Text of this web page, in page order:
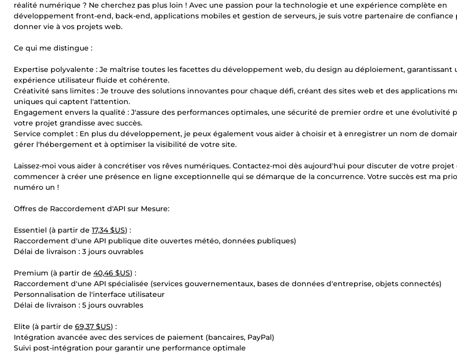
réalité numérique ? Ne cherchez pas plus loin ! Avec une passion pour la technologie et une expérience complète en
développement front-end, back-end, applications mobiles et gestion de serveurs, je suis votre partenaire de confiance
donner vie à vos projets web.
Ce qui me distingue :
Expertise polyvalente : Je maîtrise toutes les facettes du développement web, du design au déploiement, garantissant
expérience utilisateur fluide et cohérente.
Créativité sans limites : Je trouve des solutions innovantes pour chaque défi, créant des sites web et des applications
uniques qui captent l'attention.
Engagement envers la qualité : J'assure des performances optimales, une sécurité de premier ordre et une évolutivité
votre projet grandisse avec succès.
Service complet : En plus du développement, je peux également vous aider à choisir et à enregistrer un nom de
gérer l'hébergement et à optimiser la visibilité de votre site.
Laissez-moi vous aider à concrétiser vos rêves numériques. Contactez-moi dès aujourd'hui pour discuter de votre projet
commencer à créer une présence en ligne exceptionnelle qui se démarque de la concurrence. Votre succès est ma
numéro un !
Offres de Raccordement d'API sur Mesure:
Essentiel (à partir de 17,34 $US) :
Raccordement d'une API publique dite ouvertes météo, données publiques)
Délai de livraison : 3 jours ouvrables
Premium (à partir de 40,46 $US) :
Raccordement d'une API spécialisée (services gouvernementaux, bases de données d'entreprise, objets connectés)
Personnalisation de l'interface utilisateur
Délai de livraison : 5 jours ouvrables
Elite (à partir de 69,37 $US) :
Intégration avancée avec des services de paiement (bancaires, PayPal)
Suivi post-intégration pour garantir une performance optimale